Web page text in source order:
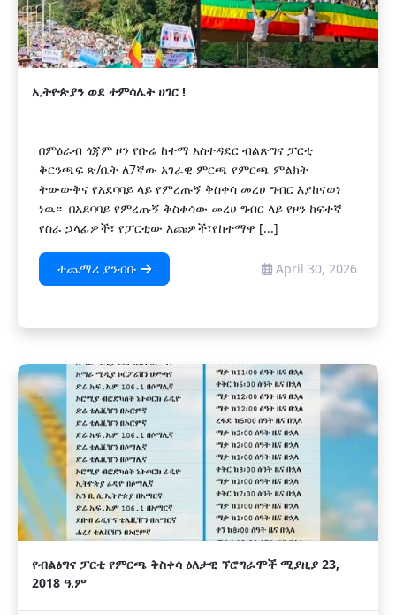
ኢትዮጵያን ወደ ተምሳሌት ሀገር !
በምዕራብ ጎጃም ዞን የቡሬ ከተማ አስተዳደር ብልጽግና ፓርቲ
ቅርንጫፍ ጽ/ቤት ለ7ኛው አገራዊ ምርጫ የምርጫ ምልክት
ትውውቅና የአደባባይ ላይ የምረጡኝ ቅስቀሳ መረሀ ግብር እያከናወነ
ነዉ። በአደባባይ የምረጡኝ ቅስቀሳው መረሀ ግብር ላይ የዞን ከፍተኛ
የስራ ኃላፊዎች፣ የፓርቲው እጩዎች፣የከተማዋ [...]
ተጨማሪ ያንብቡ April 30, 2026
የብልፅግና ፓርቲ የምርጫ ቅስቀሳ ዕለታዊ ኘሮግራሞች ሚያዚያ 23,
2018 ዓ.ም